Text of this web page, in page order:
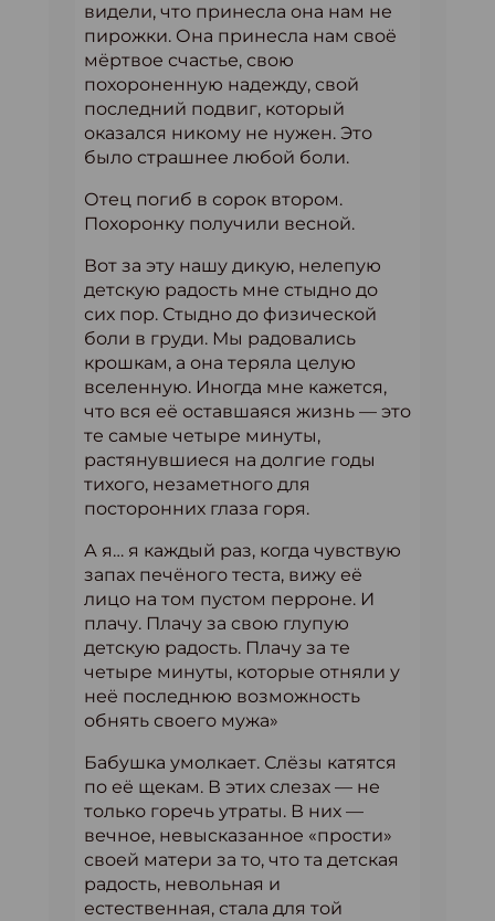
видели, что принесла она нам не
пирожки. Она принесла нам своё
мёртвое счастье, свою
похороненную надежду, свой
последний подвиг, который
оказался никому не нужен. Это
было страшнее любой боли.
Отец погиб в сорок втором.
Похоронку получили весной.
Вот за эту нашу дикую, нелепую
детскую радость мне стыдно до
сих пор. Стыдно до физической
боли в груди. Мы радовались
крошкам, а она теряла целую
вселенную. Иногда мне кажется,
что вся её оставшаяся жизнь — это
те самые четыре минуты,
растянувшиеся на долгие годы
тихого, незаметного для
посторонних глаза горя.
А я… я каждый раз, когда чувствую
запах печёного теста, вижу её
лицо на том пустом перроне. И
плачу. Плачу за свою глупую
детскую радость. Плачу за те
четыре минуты, которые отняли у
неё последнюю возможность
обнять своего мужа»
Бабушка умолкает. Слёзы катятся
по её щекам. В этих слезах — не
только горечь утраты. В них —
вечное, невысказанное «прости»
своей матери за то, что та детская
радость, невольная и
естественная, стала для той